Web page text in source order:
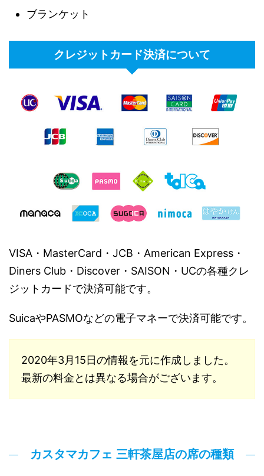
ブランケット
クレジットカード決済について
VISA・MasterCard・JCB・American Express・
Diners Club・Discover・SAISON・UCの各種クレ
ジットカードで決済可能です。
SuicaやPASMOなどの電子マネーで決済可能です。
2020年3月15日の情報を元に作成しました。
最新の料金とは異なる場合がございます。
カスタマカフェ 三軒茶屋店の席の種類